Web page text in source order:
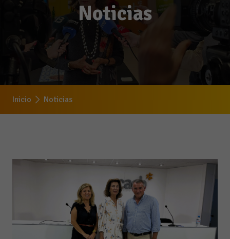
Noticias
Inicio Noticias